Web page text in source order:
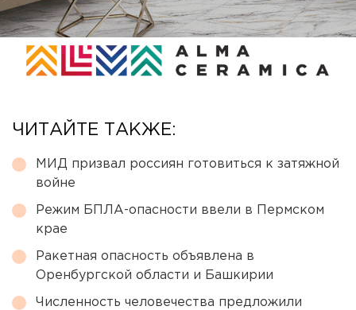
ЧИТАЙТЕ ТАКЖЕ:
МИД призвал россиян готовиться к затяжной
войне
Режим БПЛА-опасности ввели в Пермском
крае
Ракетная опасность объявлена в
Оренбургской области и Башкирии
Численность человечества предложили